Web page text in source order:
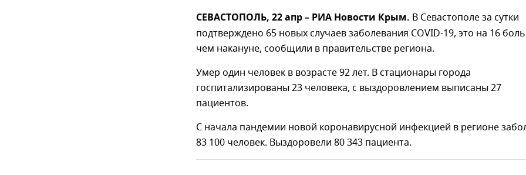
СЕВАСТОПОЛЬ, 22 апр – РИА Новости Крым. В Севастополе за сутки
подтверждено 65 новых случаев заболевания COVID-19, это на 16
чем накануне, сообщили в правительстве региона.
Умер один человек в возрасте 92 лет. В стационары города
госпитализированы 23 человека, с выздоровлением выписаны 27
пациентов.
С начала пандемии новой коронавирусной инфекцией в регионе
83 100 человек. Выздоровели 80 343 пациента.